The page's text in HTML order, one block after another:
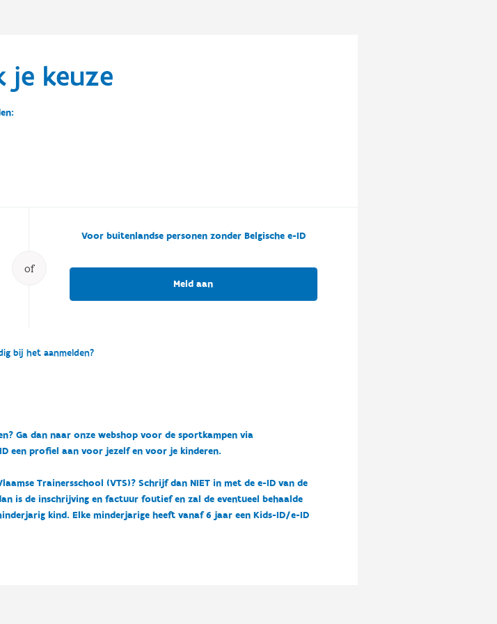
je keuze
of
Voor buitenlandse personen zonder Belgische e-ID
Meld aan
bij het aanmelden?
Ga dan naar onze webshop voor de sportkampen via
een profiel aan voor jezelf en voor je kinderen.
Trainersschool (VTS)? Schrijf dan NIET in met de e-ID van de
is de inschrijving en factuur foutief en zal de eventueel behaalde
kind. Elke minderjarige heeft vanaf 6 jaar een Kids-ID/e-ID